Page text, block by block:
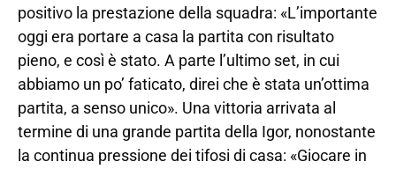
positivo la prestazione della squadra: «L’importante
oggi era portare a casa la partita con risultato
pieno, e così è stato. A parte l’ultimo set, in cui
abbiamo un po’ faticato, direi che è stata un’ottima
partita, a senso unico». Una vittoria arrivata al
termine di una grande partita della Igor, nonostante
la continua pressione dei tifosi di casa: «Giocare in